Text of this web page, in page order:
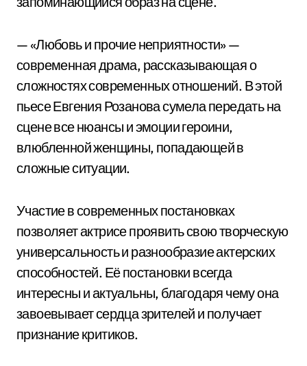
— «Любовь и прочие неприятности» —
современная драма, рассказывающая о
сложностях современных отношений. В этой
пьесе Евгения Розанова сумела передать на
сцене все нюансы и эмоции героини,
влюбленной женщины, попадающей в
сложные ситуации.
Участие в современных постановках
позволяет актрисе проявить свою творческую
универсальность и разнообразие актерских
способностей. Её постановки всегда
интересны и актуальны, благодаря чему она
завоевывает сердца зрителей и получает
признание критиков.